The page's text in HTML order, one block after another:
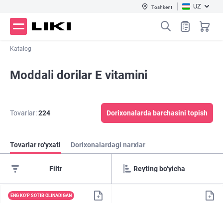
Toshkent UZ
Katalog
Moddali dorilar E vitamini
Tovarlar:224 Dorixonalarda barchasini topish
Tovarlar ro‘yxati Dorixonalardagi narxlar
Filtr
ENG KO‘P SOTIB OLINADIGAN